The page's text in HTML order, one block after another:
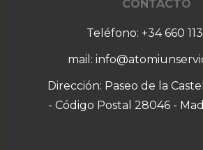
CONTACTO
Teléfono: +34 660
mail:
Dirección: Paseo de la
- Código Postal 28046 -